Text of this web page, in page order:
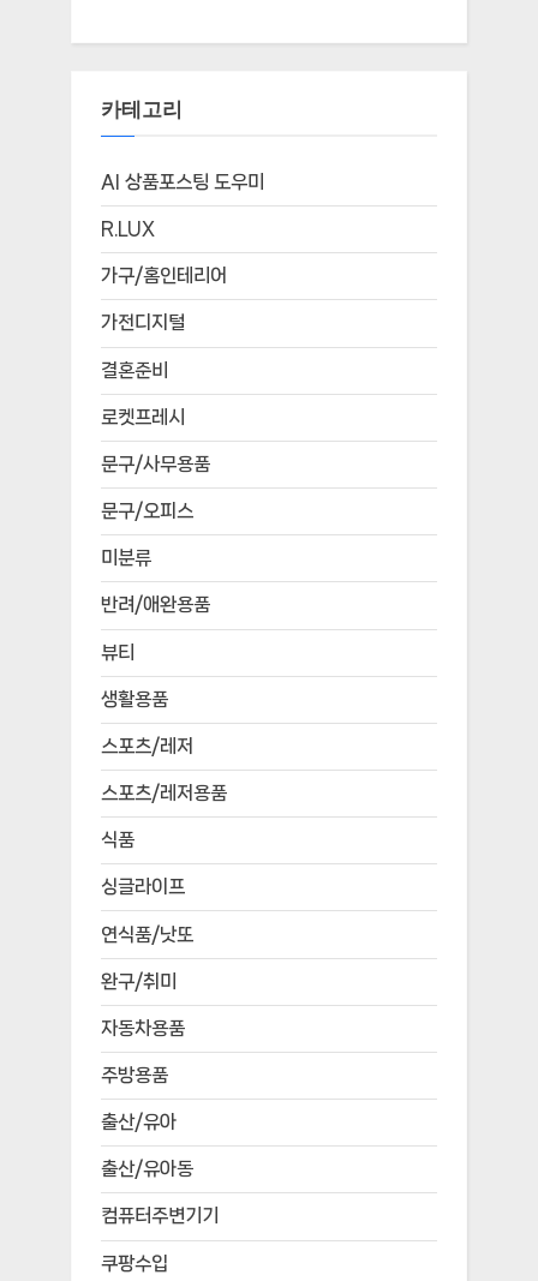
카테고리
AI 상품포스팅 도우미
R.LUX
가구/홈인테리어
가전디지털
결혼준비
로켓프레시
문구/사무용품
문구/오피스
미분류
반려/애완용품
뷰티
생활용품
스포츠/레저
스포츠/레저용품
식품
싱글라이프
연식품/낫또
완구/취미
자동차용품
주방용품
출산/유아
출산/유아동
컴퓨터주변기기
쿠팡수입